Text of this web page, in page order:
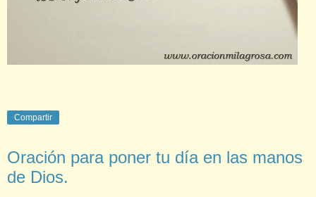
Compartir
Oración para poner tu día en las manos
de Dios.